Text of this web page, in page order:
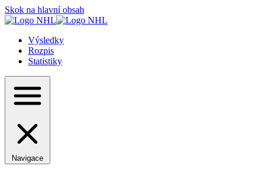
Skok na hlavní obsah
Výsledky
Rozpis
Statistiky
Navigace